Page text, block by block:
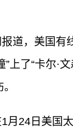
道，美国有
”上了“卡尔·
月24日美国